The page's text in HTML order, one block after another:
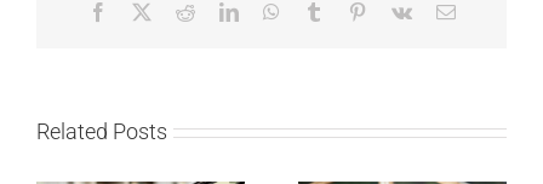
Facebook RedditLinkedInWhatsApp
Tumblr Pinterest
Vk Email
Related Posts